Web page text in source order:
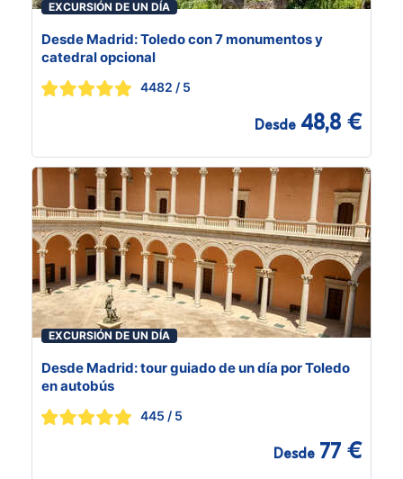
EXCURSIÓN DE UN DÍA
Desde Madrid: Toledo con 7 monumentos y
catedral opcional
4482 / 5
Desde 48,8 €
EXCURSIÓN DE UN DÍA
Desde Madrid: tour guiado de un día por Toledo
en autobús
445 / 5
Desde 77 €